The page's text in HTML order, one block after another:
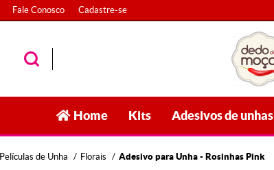
Fale Conosco Cadastre-se
Home Kits Adesivos de unhas
Películas de Unha Florais Adesivo para Unha - Rosinhas Pink